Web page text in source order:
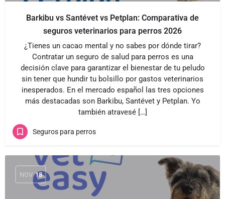
Barkibu vs Santévet vs Petplan: Comparativa de
seguros veterinarios para perros 2026
¿Tienes un cacao mental y no sabes por dónde tirar?
Contratar un seguro de salud para perros es una
decisión clave para garantizar el bienestar de tu peludo
sin tener que hundir tu bolsillo por gastos veterinarios
inesperados. En el mercado español las tres opciones
más destacadas son Barkibu, Santévet y Petplan. Yo
también atravesé […]
Seguros para perros
NOV 18